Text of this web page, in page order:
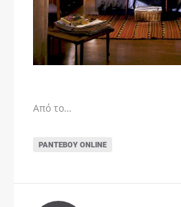
Από το…
ΡΑΝΤΕΒΟΎ ONLINE